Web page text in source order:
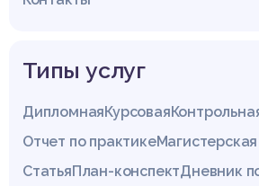
Типы услуг
ДипломнаяКурсовая
Отчет по практике
СтатьяПлан-конспектДневник